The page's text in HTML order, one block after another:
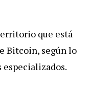
que está
Bitcoin, según lo